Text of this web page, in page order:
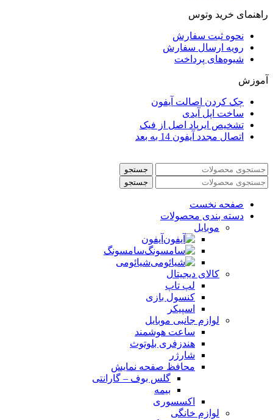
راهنمای خرید وتوس
نحوه ثبت سفارش
رویه ارسال سفارش
شیوه‌های پرداخت
آموزش
چک کردن اصالت آیفون
ساخت اپل آیدی
تشخیص ایرپاد اصل از فیک
اتصال مجدد آیفون 14 به بعد
جستجو
جستجو
صفحه نخست
دسته بندی محصولات
موبایل
آیفون
سامسونگ
شیائومی
کالای دیجیتال
لپ تاپ
کنسول بازی
اسپیکر
لوازم جانبی موبایل
ساعت هوشمند
هندزفری بلوتوث
شارژر
محافظ صفحه نمایش
گلس بوف – گارانتی
بیمه
اکسسوری
لوازم خانگی